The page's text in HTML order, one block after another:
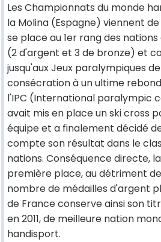
Les Championnats du monde
la Molina (Espagne) viennent
se place au 1er rang des
(2 d'argent et 3 de bronze) et
jusqu'aux Jeux paralympiques
consécration à un ultime
l'IPC (International paralympic
avait mis en place un ski cross
équipe et a finalement décidé
compte son résultat dans le
nations. Conséquence directe,
première place, au détriment
nombre de médailles d'argent
de France conserve ainsi son
en 2011, de meilleure nation
handisport.